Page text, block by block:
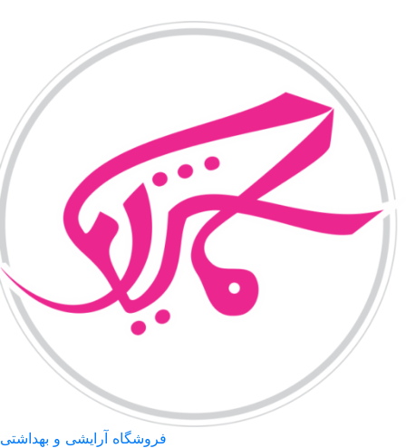
فروشگاه آرایشی و بهداشتی